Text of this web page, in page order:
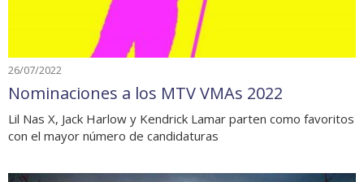
26/07/2022
Nominaciones a los MTV VMAs 2022
Lil Nas X, Jack Harlow y Kendrick Lamar parten como favoritos
con el mayor número de candidaturas